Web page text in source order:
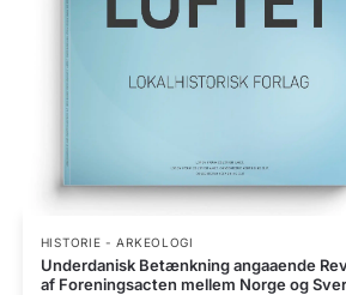
HISTORIE - ARKEOLOGI
Underdanisk Betænkning angaaende
af Foreningsacten mellem Norge og